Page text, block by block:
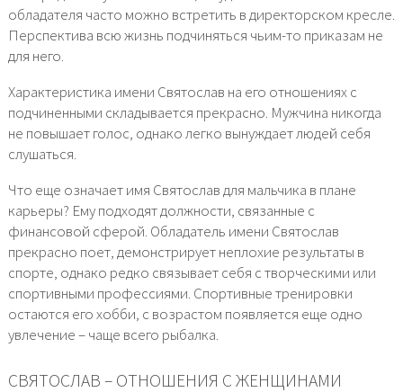
обладателя часто можно встретить в директорском кресле.
Перспектива всю жизнь подчиняться чьим-то приказам не
для него.
Характеристика имени Святослав на его отношениях с
подчиненными складывается прекрасно. Мужчина никогда
не повышает голос, однако легко вынуждает людей себя
слушаться.
Что еще означает имя Святослав для мальчика в плане
карьеры? Ему подходят должности, связанные с
финансовой сферой. Обладатель имени Святослав
прекрасно поет, демонстрирует неплохие результаты в
спорте, однако редко связывает себя с творческими или
спортивными профессиями. Спортивные тренировки
остаются его хобби, с возрастом появляется еще одно
увлечение – чаще всего рыбалка.
СВЯТОСЛАВ – ОТНОШЕНИЯ С ЖЕНЩИНАМИ